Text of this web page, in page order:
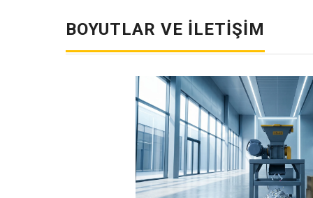
BOYUTLAR VE İLETIŞIM